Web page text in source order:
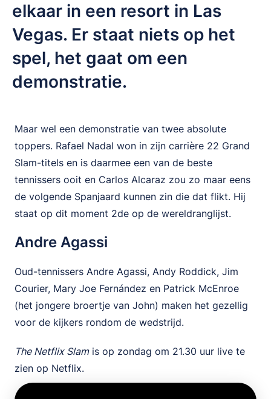
elkaar in een resort in Las
Vegas. Er staat niets op het
spel, het gaat om een
demonstratie.
Maar wel een demonstratie van twee absolute
toppers. Rafael Nadal won in zijn carrière 22 Grand
Slam-titels en is daarmee een van de beste
tennissers ooit en Carlos Alcaraz zou zo maar eens
de volgende Spanjaard kunnen zin die dat flikt. Hij
staat op dit moment 2de op de wereldranglijst.
Andre Agassi
Oud-tennissers Andre Agassi, Andy Roddick, Jim
Courier, Mary Joe Fernández en Patrick McEnroe
(het jongere broertje van John) maken het gezellig
voor de kijkers rondom de wedstrijd.
The Netflix Slamis op zondag om 21.30 uur live te
zien op Netflix.